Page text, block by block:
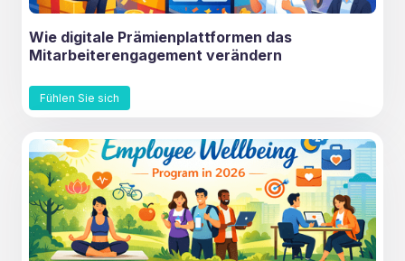
Wie digitale Prämienplattformen das
Mitarbeiterengagement verändern
Fühlen Sie sich